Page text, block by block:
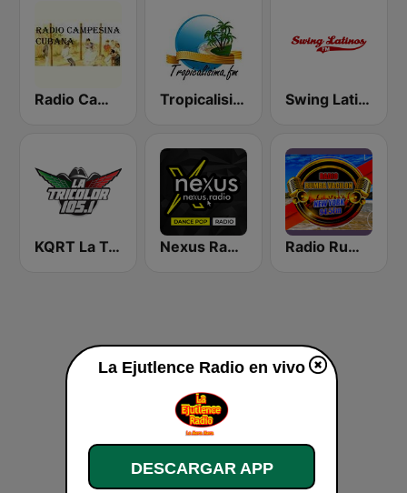
Radio Campesina Cubana Tropicalisima.fm - Merengue Swing Latino FM
KQRT La Tricolor 105.1 FM Nexus Radio Dance Radio Rumba Vacilon
La Ejutlence Radio en vivo
DESCARGAR APP